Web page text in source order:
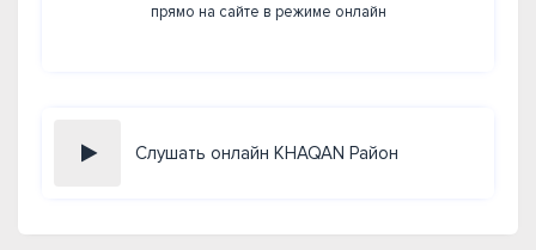
прямо на сайте в режиме онлайн
Слушать онлайн KHAQAN Район